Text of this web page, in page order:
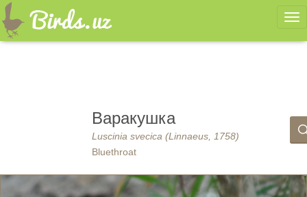
Варакушка
Luscinia svecica (Linnaeus, 1758)
Bluethroat